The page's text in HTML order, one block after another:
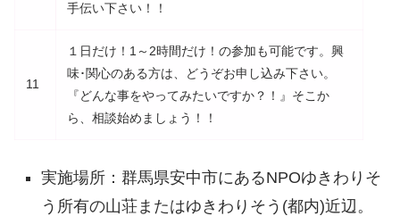
手伝い下さい！！
11
１日だけ！1～2時間だけ！の参加も可能です。興
味･関心のある方は、どうぞお申し込み下さい。
『どんな事をやってみたいですか？！』そこか
ら、相談始めましょう！！
実施場所：群馬県安中市にあるNPOゆきわりそ
う所有の山荘またはゆきわりそう(都内)近辺。